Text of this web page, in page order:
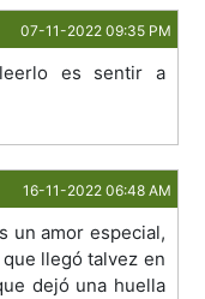
07-11-2022 09:35 PM
es sentir a
16-11-2022 06:48 AM
un amor especial,
llegó talvez en
dejó una huella